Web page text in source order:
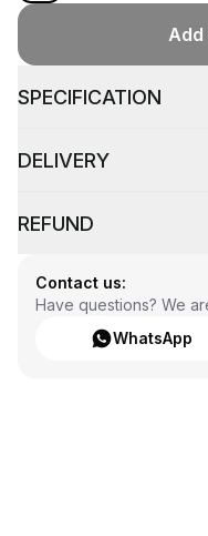
SPECIFICATION
DELIVERY
REFUND
Contact us:
Have questions? We
WhatsApp